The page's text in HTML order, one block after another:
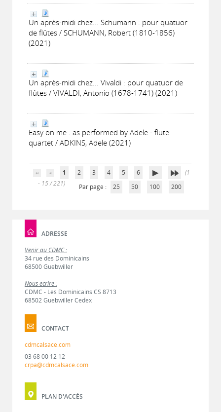
Un après-midi chez... Schumann : pour quatuor
de flûtes / SCHUMANN, Robert (1810-1856)
(2021)
Un après-midi chez... Vivaldi : pour quatuor de
flûtes / VIVALDI, Antonio (1678-1741) (2021)
Easy on me : as performed by Adele - flute
quartet / ADKINS, Adele (2021)
1 2 3 4 5 6
(1
- 15 / 221)
Par page : 25 50 100 200
ADRESSE
Venir au CDMC :
34 rue des Dominicains
68500 Guebwiller
Nous écrire :
CDMC - Les Dominicains CS 8713
68502 Guebwiller Cedex
CONTACT
cdmcalsace.com
03 68 00 12 12
crpa@cdmcalsace.com
PLAN D'ACCÈS